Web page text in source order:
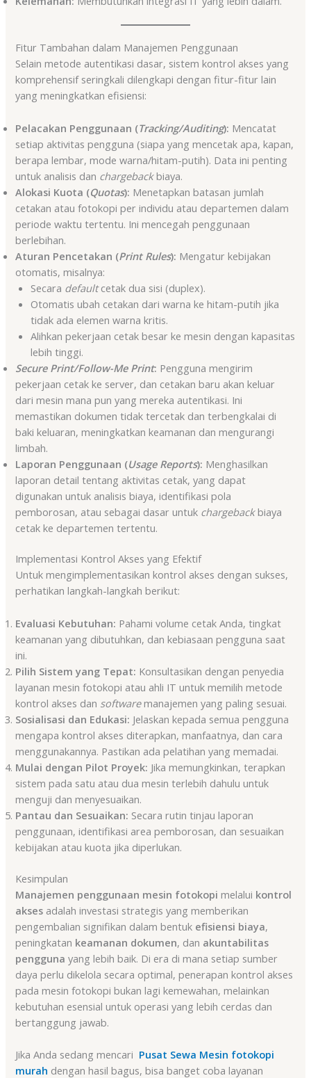
Fitur Tambahan dalam Manajemen Penggunaan
Selain metode autentikasi dasar, sistem kontrol akses yang
komprehensif seringkali dilengkapi dengan fitur-fitur lain
yang meningkatkan efisiensi:
Pelacakan Penggunaan (Tracking/Auditing): Mencatat
setiap aktivitas pengguna (siapa yang mencetak apa, kapan,
berapa lembar, mode warna/hitam-putih). Data ini penting
untuk analisis dan chargebackbiaya.
Alokasi Kuota (Quotas): Menetapkan batasan jumlah
cetakan atau fotokopi per individu atau departemen dalam
periode waktu tertentu. Ini mencegah penggunaan
berlebihan.
Aturan Pencetakan (Print Rules): Mengatur kebijakan
otomatis, misalnya:
Secara defaultcetak dua sisi (duplex).
Otomatis ubah cetakan dari warna ke hitam-putih jika
tidak ada elemen warna kritis.
Alihkan pekerjaan cetak besar ke mesin dengan kapasitas
lebih tinggi.
Secure Print/Follow-Me Print: Pengguna mengirim
pekerjaan cetak ke server, dan cetakan baru akan keluar
dari mesin mana pun yang mereka autentikasi. Ini
memastikan dokumen tidak tercetak dan terbengkalai di
baki keluaran, meningkatkan keamanan dan mengurangi
limbah.
Laporan Penggunaan (Usage Reports): Menghasilkan
laporan detail tentang aktivitas cetak, yang dapat
digunakan untuk analisis biaya, identifikasi pola
pemborosan, atau sebagai dasar untuk chargebackbiaya
cetak ke departemen tertentu.
Implementasi Kontrol Akses yang Efektif
Untuk mengimplementasikan kontrol akses dengan sukses,
perhatikan langkah-langkah berikut:
Evaluasi Kebutuhan: Pahami volume cetak Anda, tingkat
keamanan yang dibutuhkan, dan kebiasaan pengguna saat
ini.
Pilih Sistem yang Tepat: Konsultasikan dengan penyedia
layanan mesin fotokopi atau ahli IT untuk memilih metode
kontrol akses dan softwaremanajemen yang paling sesuai.
Sosialisasi dan Edukasi: Jelaskan kepada semua pengguna
mengapa kontrol akses diterapkan, manfaatnya, dan cara
menggunakannya. Pastikan ada pelatihan yang memadai.
Mulai dengan Pilot Proyek: Jika memungkinkan, terapkan
sistem pada satu atau dua mesin terlebih dahulu untuk
menguji dan menyesuaikan.
Pantau dan Sesuaikan: Secara rutin tinjau laporan
penggunaan, identifikasi area pemborosan, dan sesuaikan
kebijakan atau kuota jika diperlukan.
Kesimpulan
Manajemen penggunaan mesin fotokopi melalui kontrol
akses adalah investasi strategis yang memberikan
pengembalian signifikan dalam bentuk efisiensi biaya,
peningkatan keamanan dokumen, dan akuntabilitas
pengguna yang lebih baik. Di era di mana setiap sumber
daya perlu dikelola secara optimal, penerapan kontrol akses
pada mesin fotokopi bukan lagi kemewahan, melainkan
kebutuhan esensial untuk operasi yang lebih cerdas dan
bertanggung jawab.
Jika Anda sedang mencari Pusat Sewa Mesin fotokopi
murah dengan hasil bagus, bisa banget coba layanan